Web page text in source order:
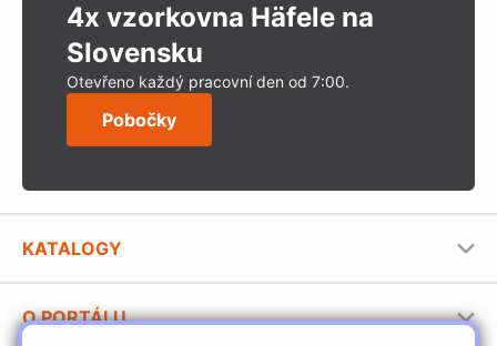
4x vzorkovna Häfele na
Slovensku
Otevřeno každý pracovní den od 7:00.
Pobočky
KATALOGY
Stavební katalog Häfele
O PORTÁLU